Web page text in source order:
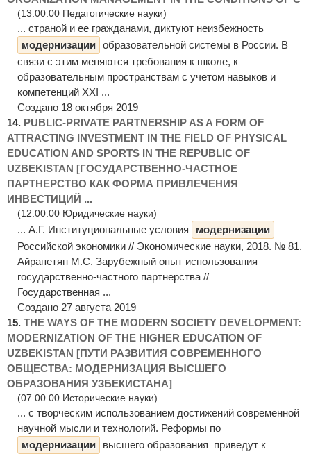
(13.00.00 Педагогические науки)
... страной и ее гражданами, диктуют неизбежность
модернизации образовательной системы в России. В
связи с этим меняются требования к школе, к
образовательным пространствам с учетом навыков и
компетенций ХХI ...
Создано 18 октября 2019
14. PUBLIC-PRIVATE PARTNERSHIP AS A FORM OF
ATTRACTING INVESTMENT IN THE FIELD OF PHYSICAL
EDUCATION AND SPORTS IN THE REPUBLIC OF
UZBEKISTAN [ГОСУДАРСТВЕННО-ЧАСТНОЕ
ПАРТНЕРСТВО КАК ФОРМА ПРИВЛЕЧЕНИЯ
ИНВЕСТИЦИЙ ...
(12.00.00 Юридические науки)
... А.Г. Институциональные условия
модернизации
Российской экономики // Экономические науки, 2018. № 81.
Айрапетян М.С. Зарубежный опыт использования
государственно-частного партнерства //
Государственная ...
Создано 27 августа 2019
15. THE WAYS OF THE MODERN SOCIETY DEVELOPMENT:
MODERNIZATION OF THE HIGHER EDUCATION OF
UZBEKISTAN [ПУТИ РАЗВИТИЯ СОВРЕМЕННОГО
ОБЩЕСТВА: МОДЕРНИЗАЦИЯ ВЫСШЕГО
ОБРАЗОВАНИЯ УЗБЕКИСТАНА]
(07.00.00 Исторические науки)
... с творческим использованием достижений современной
научной мысли и технологий. Реформы по
модернизации
высшего образования приведут к